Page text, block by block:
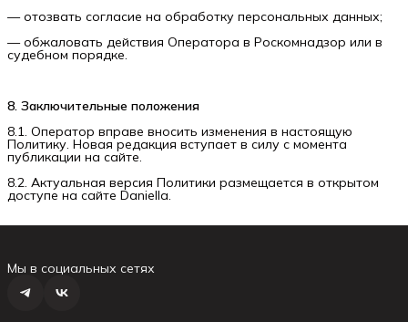
— отозвать согласие на обработку персональных данных;
— обжаловать действия Оператора в Роскомнадзор или в
судебном порядке.
8. Заключительные положения
8.1. Оператор вправе вносить изменения в настоящую
Политику. Новая редакция вступает в силу с момента
публикации на сайте.
8.2. Актуальная версия Политики размещается в открытом
доступе на сайте Daniella.
Мы в социальных сетях